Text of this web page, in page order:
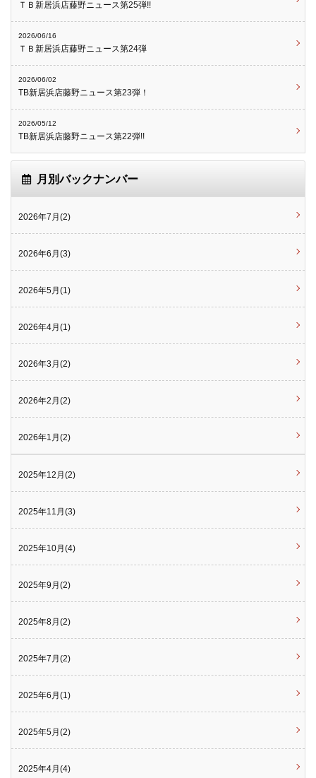
ＴＢ新居浜店藤野ニュース第25弾!!
2026/06/16
ＴＢ新居浜店藤野ニュース第24弾
2026/06/02
TB新居浜店藤野ニュース第23弾！
2026/05/12
TB新居浜店藤野ニュース第22弾!!
月別バックナンバー
2026年7月(2)
2026年6月(3)
2026年5月(1)
2026年4月(1)
2026年3月(2)
2026年2月(2)
2026年1月(2)
2025年12月(2)
2025年11月(3)
2025年10月(4)
2025年9月(2)
2025年8月(2)
2025年7月(2)
2025年6月(1)
2025年5月(2)
2025年4月(4)